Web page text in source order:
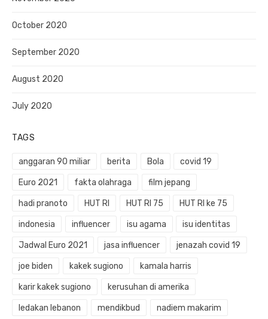
October 2020
September 2020
August 2020
July 2020
TAGS
anggaran 90 miliar berita Bola covid 19
Euro 2021 fakta olahraga film jepang
hadi pranoto HUT RI HUT RI 75 HUT RI ke 75
indonesia influencer isu agama isu identitas
Jadwal Euro 2021 jasa influencer jenazah covid 19
joe biden kakek sugiono kamala harris
karir kakek sugiono kerusuhan di amerika
ledakan lebanon mendikbud nadiem makarim